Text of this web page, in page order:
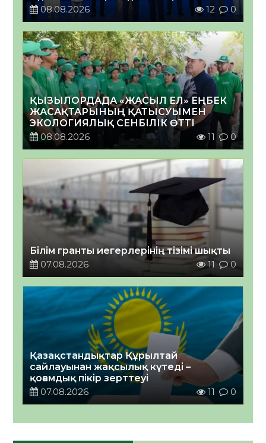
08.08.2026
12 0
ҚЫЗЫЛОРДАДА «ЖАСЫЛ ЕЛ» ЕҢБЕК
ЖАСАҚТАРЫНЫҢ ҚАТЫСУЫМЕН
ЭКОЛОГИЯЛЫҚ СЕНБІЛІК ӨТТІ
08.08.2026
11 0
Білім гранты иегерлерінің тізімі шықты
07.08.2026
11 0
Қазақстандықтар Құрылтай
сайлауынан жақсылық күтеді –
қоғамдық пікір зерттеуі
07.08.2026
11 0